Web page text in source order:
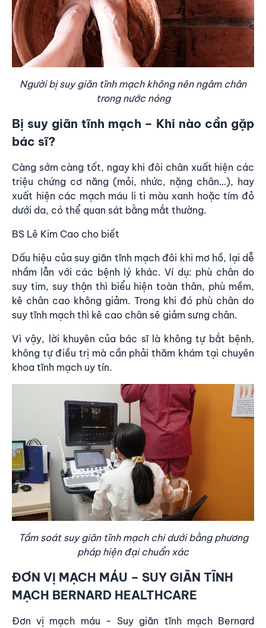
Người bị suy giãn tĩnh mạch không nên ngâm chân
trong nước nóng
Bị suy giãn tĩnh mạch – Khi nào cần gặp
bác sĩ?
Càng sớm càng tốt, ngay khi đôi chân xuất hiện các
triệu chứng cơ năng (mỏi, nhức, nặng chân…), hay
xuất hiện các mạch máu li ti màu xanh hoặc tím đỏ
dưới da, có thể quan sát bằng mắt thường.
BS Lê Kim Cao cho biết
Dấu hiệu của suy giãn tĩnh mạch đôi khi mơ hồ, lại dễ
nhầm lẫn với các bệnh lý khác. Ví dụ: phù chân do
suy tim, suy thận thì biểu hiện toàn thân, phù mềm,
kê chân cao không giảm. Trong khi đó phù chân do
suy tĩnh mạch thì kê cao chân sẽ giảm sưng chân.
Vì vậy, lời khuyên của bác sĩ là không tự bắt bệnh,
không tự điều trị mà cần phải thăm khám tại chuyên
khoa tĩnh mạch uy tín.
Tầm soát suy giãn tĩnh mạch chi dưới bằng phương
pháp hiện đại chuẩn xác
ĐƠN VỊ MẠCH MÁU – SUY GIÃN TĨNH
MẠCH BERNARD HEALTHCARE
Đơn vị mạch máu - Suy giãn tĩnh mạch Bernard